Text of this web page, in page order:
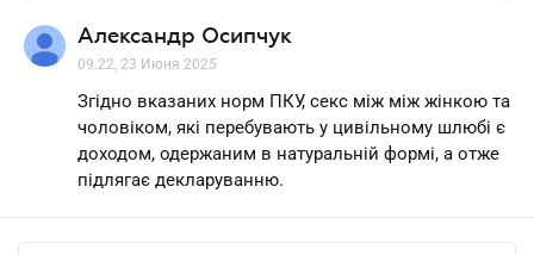
Александр Осипчук
09.22, 23 Июня 2025
Згідно вказаних норм ПКУ, секс між між жінкою та
чоловіком, які перебувають у цивільному шлюбі є
доходом, одержаним в натуральній формі, а отже
підлягає декларуванню.